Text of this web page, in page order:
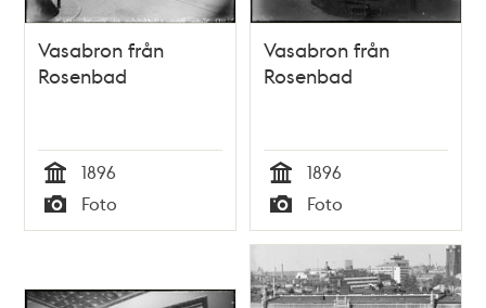
Vasabron från
Rosenbad
Tid
1896
Typ
Foto
Vasabron från
Rosenbad
Tid
1896
Typ
Foto